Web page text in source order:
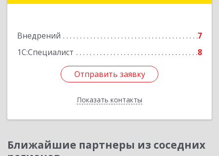
Внедрений
7
1С:Специалист
8
Отправить заявку
Показать контакты
Отправить заявку
Назад
Ближайшие партнеры из соседних